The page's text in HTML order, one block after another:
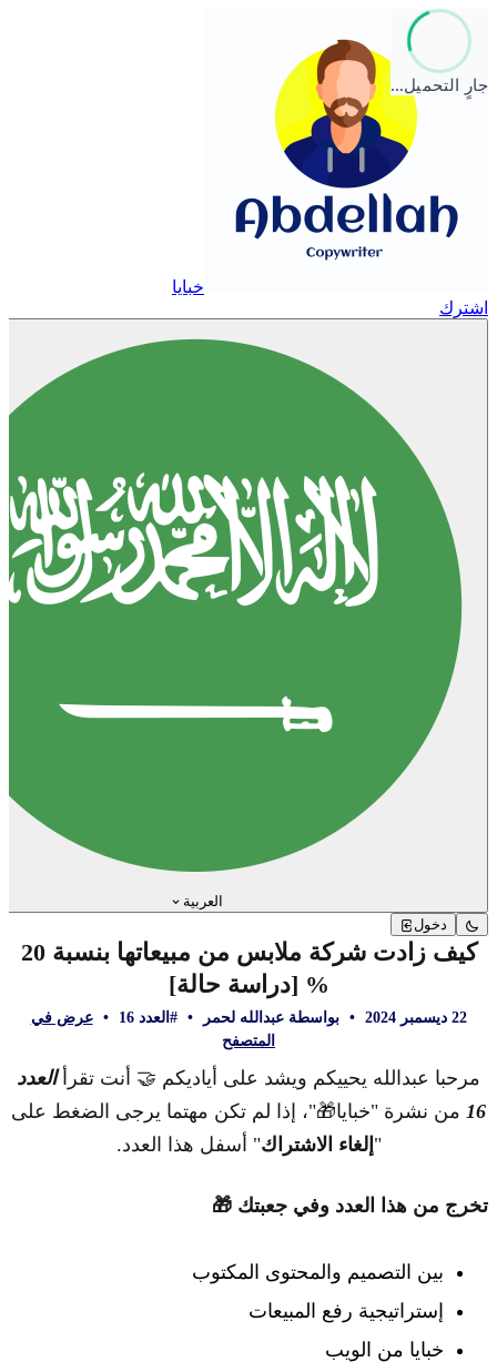
جارٍ التحميل…
خبايا
اشترك
العربية
دخول
كيف زادت شركة ملابس من مبيعاتها بنسبة 20
% [دراسة حالة]
22 ديسمبر 2024 • بواسطة عبدالله لحمر • #العدد 16 •
عرض في
المتصفح
مرحبا عبدالله يحييكم ويشد على أياديكم 🤝 أنت تقرأالعدد
16 من نشرة "خبايا🎁"، إذا لم تكن مهتما يرجى الضغط على
" إلغاء الاشتراك" أسفل هذا العدد.
تخرج من هذا العدد وفي جعبتك 🎁
بين التصميم والمحتوى المكتوب
إستراتيجية رفع المبيعات
خبايا من الويب